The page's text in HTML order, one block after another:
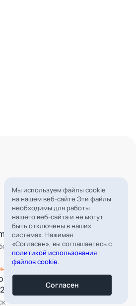
дня
д. 16,
Мы используем файлы cookie
на нашем веб-сайте Эти файлы
необходимы для работы
нашего веб-сайта и не могут
быть отключены в наших
системах. Нажимая
«Согласен», вы соглашаетесь с
политикой использования
файлов cookie.
Согласен